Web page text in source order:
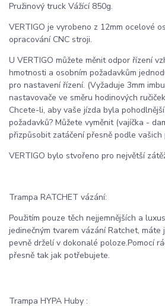
Pružinový truck Vážící 850g.
VERTIGO je vyrobeno z 12mm ocelové
opracování CNC stroji.
U VERTIGO můžete měnit odpor řízení
hmotnosti a osobním požadavkům
pro nastavení řízení. (Vyžaduje 3mm
nastavovače ve směru hodinových
Chcete-li, aby vaše jízda byla
požadavků? Můžete vyměnit (vajíčka -
přizpůsobit zatáčení přesně podle vašich
VERTIGO bylo stvořeno pro největší
Trampa RATCHET vázání:
Použitím pouze těch nejjemnějších a
jedinečným tvarem vázání Ratchet, máte
pevně drželí v dokonalé poloze.Pomocí
přesně tak jak potřebujete.
Trampa HYPA Huby :